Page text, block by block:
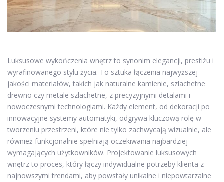
Luksusowe wykończenia wnętrz to synonim elegancji, prestiżu i
wyrafinowanego stylu życia. To sztuka łączenia najwyższej
jakości materiałów, takich jak naturalne kamienie, szlachetne
drewno czy metale szlachetne, z precyzyjnymi detalami i
nowoczesnymi technologiami. Każdy element, od dekoracji po
innowacyjne systemy automatyki, odgrywa kluczową rolę w
tworzeniu przestrzeni, które nie tylko zachwycają wizualnie, ale
również funkcjonalnie spełniają oczekiwania najbardziej
wymagających użytkowników. Projektowanie luksusowych
wnętrz to proces, który łączy indywidualne potrzeby klienta z
najnowszymi trendami, aby powstały unikalne i niepowtarzalne